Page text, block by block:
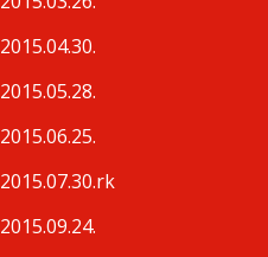
2015.04.30.
2015.05.28.
2015.06.25.
2015.07.30.rk
2015.09.24.